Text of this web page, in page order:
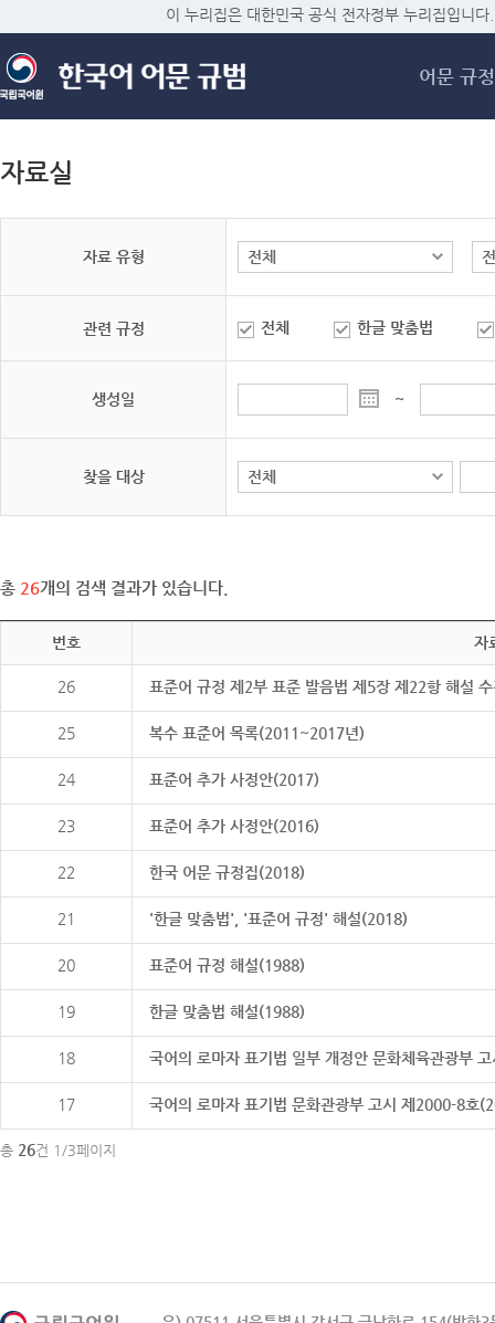
메
이 누리집은 대한민국 공식 전자정부 누리집입니다.
어문 규정
자료실
자료 유형
관련 규정 전체 한글 맞춤법
생성일 ~
찾을 대상
총 26개의 검색 결과가 있습니다.
번호 자
26 표준어 규정 제2부 표준 발음법 제5장 제22항 해설
25 복수 표준어 목록(2011~2017년)
24 표준어 추가 사정안(2017)
23 표준어 추가 사정안(2016)
22 한국 어문 규정집(2018)
21 '한글 맞춤법', '표준어 규정' 해설(2018)
20 표준어 규정 해설(1988)
19 한글 맞춤법 해설(1988)
18 국어의 로마자 표기법 일부 개정안 문화체육관광부
17 국어의 로마자 표기법 문화관광부 고시 제2000-8호
총 26건 1/3페이지